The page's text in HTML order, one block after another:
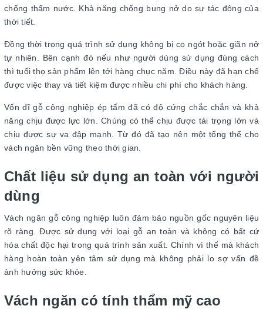
chống thấm nước. Khả năng chống bung nở do sự tác động của
thời tiết.
Đồng thời trong quá trình sử dụng không bị co ngót hoặc giãn nở
tự nhiên. Bên cạnh đó nếu như người dùng sử dụng đúng cách
thì tuổi thọ sản phẩm lên tới hàng chục năm. Điều này đã hạn chế
được việc thay và tiết kiệm được nhiều chi phí cho khách hàng.
Vốn dĩ gỗ công nghiệp ép tấm đã có độ cứng chắc chắn và khả
năng chịu được lực lớn. Chúng có thể chịu được tải trọng lớn và
chịu được sự va đập mạnh. Từ đó đã tạo nên một tổng thể cho
vách ngăn bền vững theo thời gian.
Chất liệu sử dụng an toàn với người
dùng
Vách ngăn gỗ công nghiệp luôn đảm bảo nguồn gốc nguyên liệu
rõ ràng. Được sử dụng với loại gỗ an toàn và không có bất cứ
hóa chất độc hại trong quá trình sản xuất. Chính vì thế mà khách
hàng hoàn toàn yên tâm sử dụng mà không phải lo sợ vấn đề
ảnh hưởng sức khỏe.
Vách ngăn có tính thẩm mỹ cao